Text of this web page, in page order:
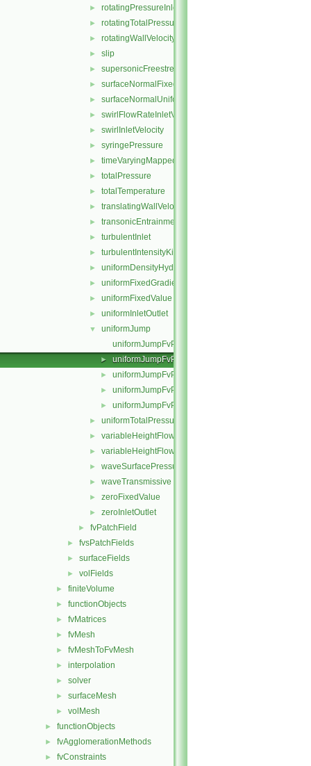
► rotatingPressureInletOutletVelocity
► rotatingTotalPressure
► rotatingWallVelocity
► slip
► supersonicFreestream
► surfaceNormalFixedValue
► surfaceNormalUniformFixedValue
► swirlFlowRateInletVelocity
► swirlInletVelocity
► syringePressure
► timeVaryingMappedFixedValue
► totalPressure
► totalTemperature
► translatingWallVelocity
► transonicEntrainmentPressure
► turbulentInlet
► turbulentIntensityKineticEnergyInlet
► uniformDensityHydrostaticPressure
► uniformFixedGradient
► uniformFixedValue
► uniformInletOutlet
▼
uniformJump
uniformJumpFvPatchField.C
► uniformJumpFvPatchField.H
► uniformJumpFvPatchFields.C
► uniformJumpFvPatchFields.H
► uniformJumpFvPatchFieldsFwd.H
► uniformTotalPressure
► variableHeightFlowRate
► variableHeightFlowRateInletVelocity
► waveSurfacePressure
► waveTransmissive
► zeroFixedValue
► zeroInletOutlet
► fvPatchField
► fvsPatchFields
► surfaceFields
► volFields
► finiteVolume
► functionObjects
► fvMatrices
► fvMesh
► fvMeshToFvMesh
► interpolation
► solver
► surfaceMesh
► volMesh
► functionObjects
► fvAgglomerationMethods
► fvConstraints